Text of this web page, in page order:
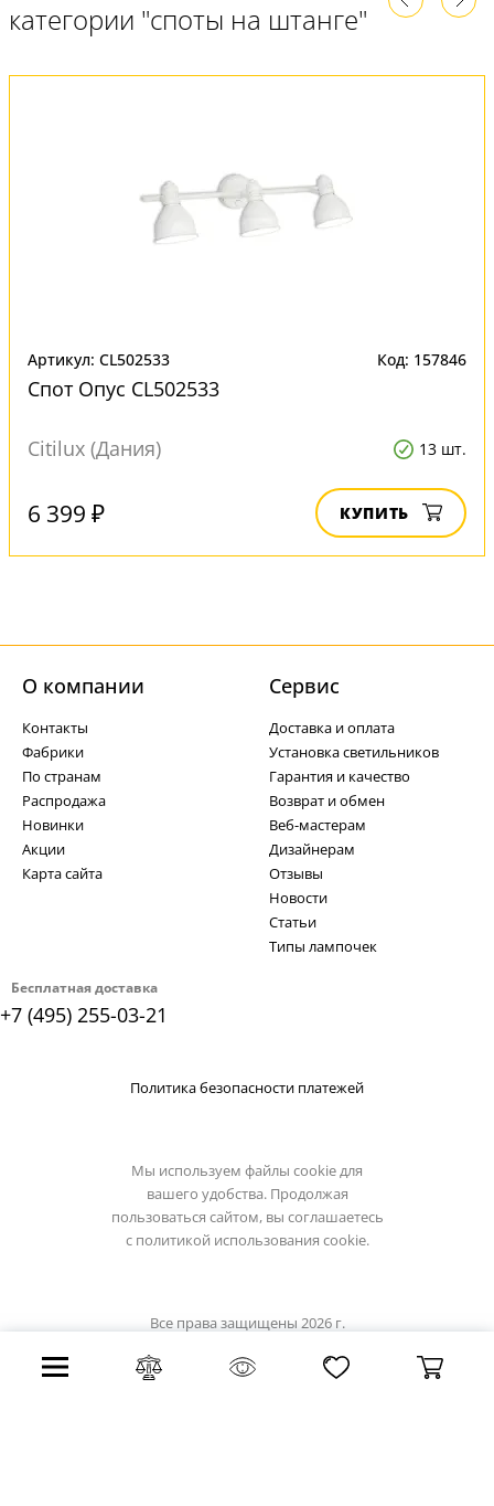
категории "споты на штанге"
Артикул: CL502533 Код: 157846
Спот Опус CL502533
Citilux (Дания) 13 шт.
6 399 ₽ КУПИТЬ
Бесплатная доставка
+7 (495) 255-03-21
О компании
Контакты
Фабрики
По странам
Распродажа
Новинки
Акции
Карта сайта
Cервис
Доставка и оплата
Установка светильников
Гарантия и качество
Возврат и обмен
Веб-мастерам
Дизайнерам
Отзывы
Новости
Статьи
Типы лампочек
Политика безопасности платежей
Мы используем файлы cookie для
вашего удобства. Продолжая
пользоваться сайтом, вы соглашаетесь
с политикой использования cookie.
Все права защищены 2026 г.